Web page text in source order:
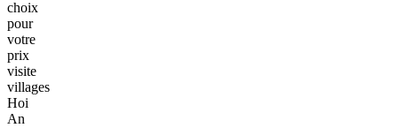
choix
pour
votre
prix
visite
villages
Hoi
An